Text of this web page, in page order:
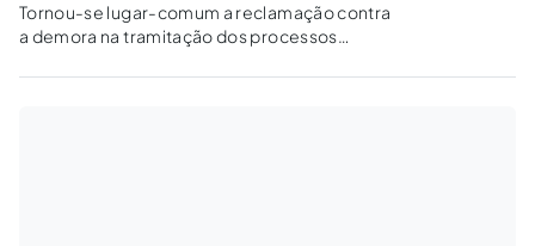
Tornou-se lugar-comum a reclamação contra
a demora na tramitação dos processos
pertinência: na Justiça Federal, por exemplo, é